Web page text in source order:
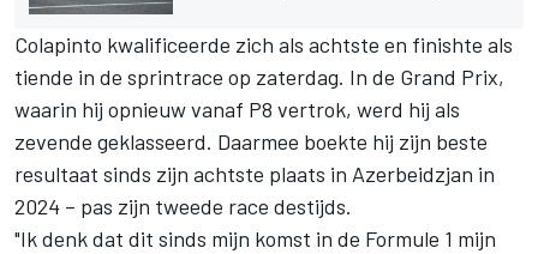
Colapinto kwalificeerde zich als achtste en finishte als
tiende in de sprintrace op zaterdag. In de Grand Prix,
waarin hij opnieuw vanaf P8 vertrok, werd hij als
zevende geklasseerd. Daarmee boekte hij zijn beste
resultaat sinds zijn achtste plaats in Azerbeidzjan in
2024 – pas zijn tweede race destijds.
"Ik denk dat dit sinds mijn komst in de Formule 1 mijn